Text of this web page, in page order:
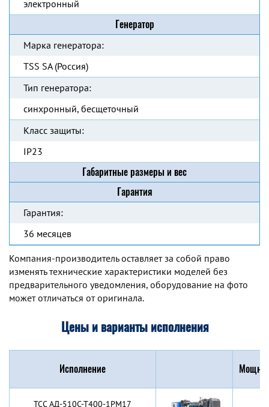
электронный
Генератор
Марка генератора:
TSS SA (Россия)
Тип генератора:
синхронный, бесщеточный
Класс защиты:
IP23
Габаритные размеры и вес
Гарантия
Гарантия:
36 месяцев
Компания-производитель оставляет за собой право
изменять технические характеристики моделей без
предварительного уведомления, оборудование на фото
может отличаться от оригинала.
Цены и варианты исполнения
Исполнение
TCC АД-510С-Т400-1РМ17